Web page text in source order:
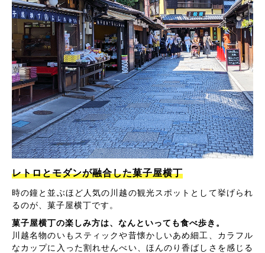
レトロとモダンが融合した菓子屋横丁
時の鐘と並ぶほど人気の川越の観光スポットとして挙げられ
るのが、菓子屋横丁です。
菓子屋横丁の楽しみ方は、なんといっても食べ歩き。
川越名物のいもスティックや昔懐かしいあめ細工、カラフル
なカップに入った割れせんべい、ほんのり香ばしさを感じる